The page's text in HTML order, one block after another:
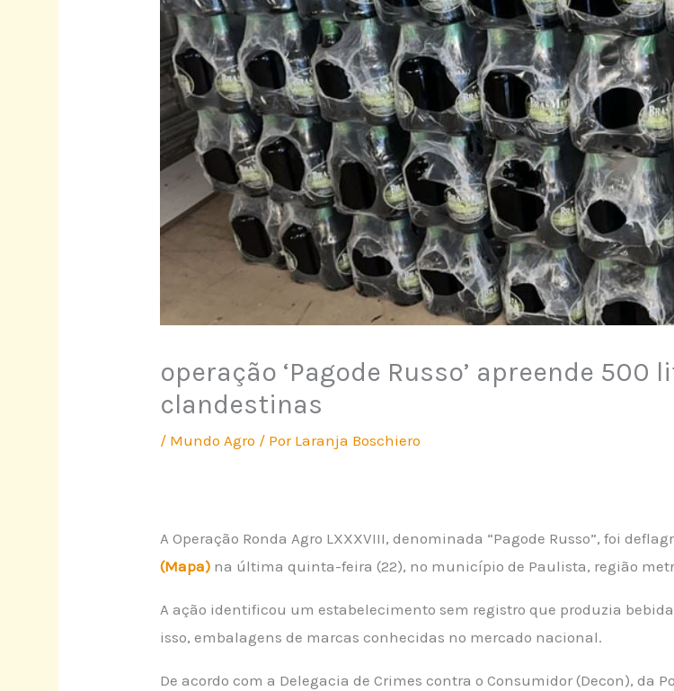
operação ‘Pagode Russo’ apreende 500
clandestinas
/ Mundo Agro / Por Laranja Boschiero
A Operação Ronda Agro LXXXVIII, denominada “Pagode Russo”, foi
(Mapa)na última quinta-feira (22), no município de Paulista, região
A ação identificou um estabelecimento sem registro que produzia
isso, embalagens de marcas conhecidas no mercado nacional.
De acordo com a Delegacia de Crimes contra o Consumidor (Decon), da